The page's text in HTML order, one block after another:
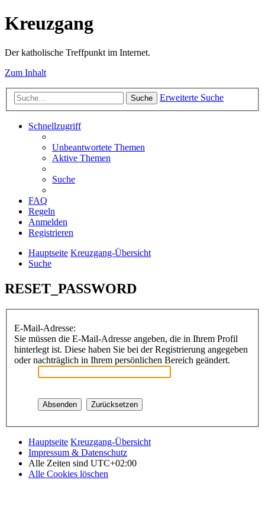
Kreuzgang
Der katholische Treffpunkt im Internet.
Zum Inhalt
Suche Erweiterte Suche
Schnellzugriff
Unbeantwortete Themen
Aktive Themen
Suche
FAQ
Regeln
Anmelden
Registrieren
Hauptseite Kreuzgang-Übersicht
Suche
RESET_PASSWORD
E-Mail-Adresse:
Sie müssen die E-Mail-Adresse angeben, die in Ihrem Profil
hinterlegt ist. Diese haben Sie bei der Registrierung angegeben
oder nachträglich in Ihrem persönlichen Bereich geändert.
Hauptseite Kreuzgang-Übersicht
Impressum & Datenschutz
Alle Zeiten sind UTC+02:00
Alle Cookies löschen